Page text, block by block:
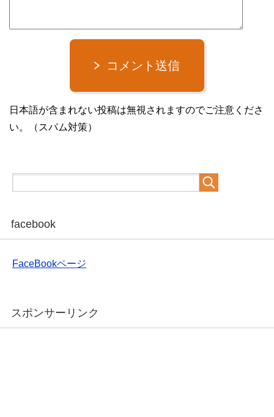
コメント送信
日本語が含まれない投稿は無視されますのでご注意くださ
い。（スパム対策）
facebook
FaceBookページ
スポンサーリンク